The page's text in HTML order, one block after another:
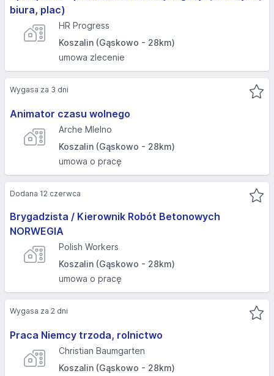
biura, plac)
HR Progress
Koszalin (Gąskowo - 28km)
umowa zlecenie
Animator czasu wolnego
Arche MIelno
Koszalin (Gąskowo - 28km)
umowa o pracę
Wygasa za 3 dni
Brygadzista / Kierownik Robót Betonowych
NORWEGIA
Polish Workers
Koszalin (Gąskowo - 28km)
umowa o pracę
Dodana 12 czerwca
Praca Niemcy trzoda, rolnictwo
Christian Baumgarten
Koszalin (Gąskowo - 28km)
Wygasa za 2 dni